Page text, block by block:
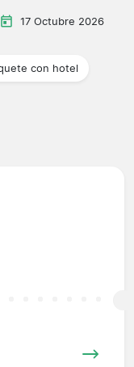
17 Octubre 2026
con hotel